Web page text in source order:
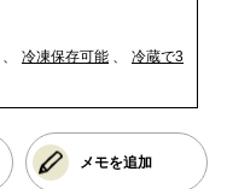
冷凍保存可能
冷蔵で3
メモを追加